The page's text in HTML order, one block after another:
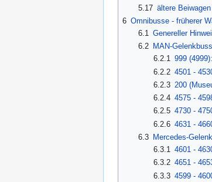
5.17 ältere
6 Omnibusse - früherer
6.1
Genereller
6.2
MAN-
6.2.1 999
6.2.2 4501 -
6.2.3 200
6.2.4 4575 -
6.2.5 4730 -
6.2.6 4631 -
6.3
Mercedes-
6.3.1 4601 -
6.3.2 4651 -
6.3.3 4599 -